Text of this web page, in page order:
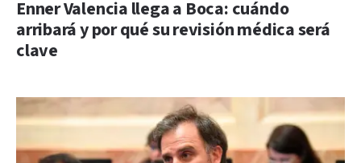
Enner Valencia llega a Boca: cuándo
arribará y por qué su revisión médica será
clave